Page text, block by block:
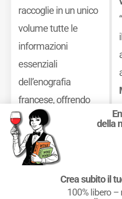
raccoglie in un unico
volume tutte le
informazioni
essenziali
dell’enografia
francese, offrendo
una guida precisa e
consultabile dei
territori. Il libro unisce
generali a dati
“
della
Crea subito il
100% libero –